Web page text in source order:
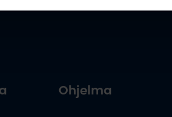
Ohjelma